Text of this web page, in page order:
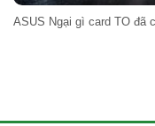
ASUS Ngại gì card TO đã